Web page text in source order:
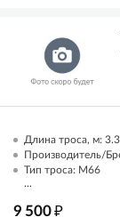
Длина троса, м:
Производитель/
Тип троса: M66
...
9 500₽